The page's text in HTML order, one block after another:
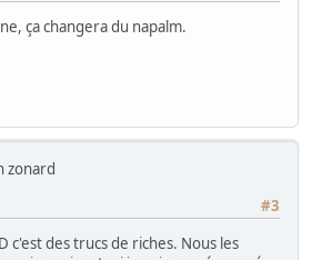
ça changera du napalm.
zonard
#3
c'est des trucs de riches. Nous les